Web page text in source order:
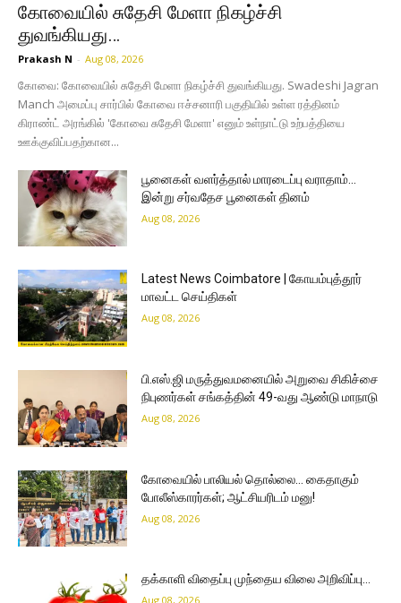
கோவையில் சுதேசி மேளா நிகழ்ச்சி
துவங்கியது…
Prakash N - Aug 08, 2026
கோவை: கோவையில் சுதேசி மேளா நிகழ்ச்சி துவங்கியது. Swadeshi Jagran
Manch அமைப்பு சார்பில் கோவை ஈச்சனாரி பகுதியில் உள்ள ரத்தினம்
கிராண்ட் அரங்கில் 'கோவை சுதேசி மேளா' எனும் உள்நாட்டு உற்பத்தியை
ஊக்குவிப்பதற்கான...
பூனைகள் வளர்த்தால் மாரடைப்பு வராதாம்…
இன்று சர்வதேச பூனைகள் தினம்
Aug 08, 2026
Latest News Coimbatore | கோயம்புத்தூர்
மாவட்ட செய்திகள்
Aug 08, 2026
பி.எஸ்.ஜி மருத்துவமனையில் அறுவை சிகிச்சை
நிபுணர்கள் சங்கத்தின் 49-வது ஆண்டு மாநாடு
Aug 08, 2026
கோவையில் பாலியல் தொல்லை… கைதாகும்
போலீஸ்காரர்கள்; ஆட்சியரிடம் மனு!
Aug 08, 2026
தக்காளி விதைப்பு முந்தைய விலை அறிவிப்பு…
Aug 08, 2026